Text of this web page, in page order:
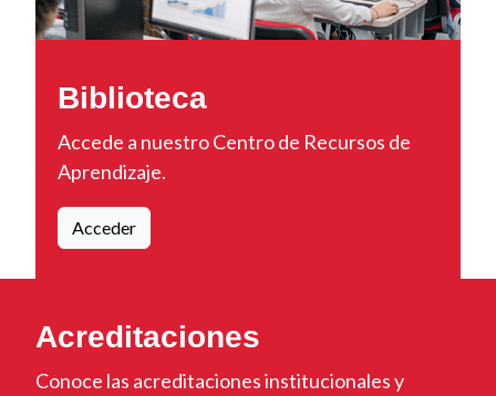
Biblioteca
Accede a nuestro Centro de Recursos de
Aprendizaje.
Acceder
Acreditaciones
Conoce las acreditaciones institucionales y